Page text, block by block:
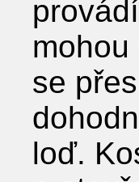
se
loď.